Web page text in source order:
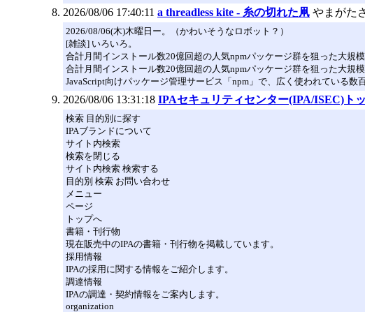
2026/08/06 17:40:11 a threadless kite - 糸の切れた凧 やまがた
2026/08/06(木)木曜日ー。（かわいそうなロボット？）
[雑談] いろいろ。
合計月間インストール数20億回超の人気npmパッケージ群を狙った大規
合計月間インストール数20億回超の人気npmパッケージ群を狙った大規
JavaScript向けパッケージ管理サービス「npm」で、広く使われている数
2026/08/06 13:31:18 IPAセキュリティセンター(IPA/ISEC)ト
検索 目的別に探す
IPAブランドについて
サイト内検索
検索を閉じる
サイト内検索 検索する
目的別 検索 お問い合わせ
メニュー
ページ
トップへ
書籍・刊行物
現在販売中のIPAの書籍・刊行物を掲載しています。
採用情報
IPAの採用に関する情報をご紹介します。
調達情報
IPAの調達・契約情報をご案内します。
organization